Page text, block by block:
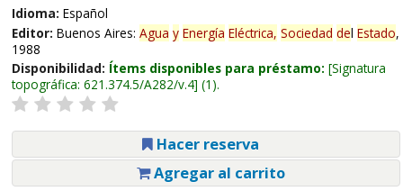
Idioma: Español
Editor: Buenos Aires: Agua y Energía Eléctrica, Sociedad del Estado,
1988
Disponibilidad: Ítems disponibles para préstamo: Signatura
topográfica: 621.374.5/A282/v.4 (1).
Hacer reserva
Agregar al carrito